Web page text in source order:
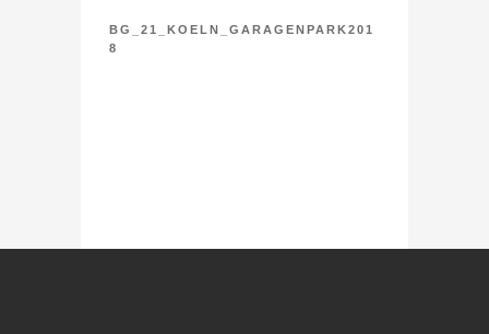
BG_21_KOELN_GARAGENPARK201
8